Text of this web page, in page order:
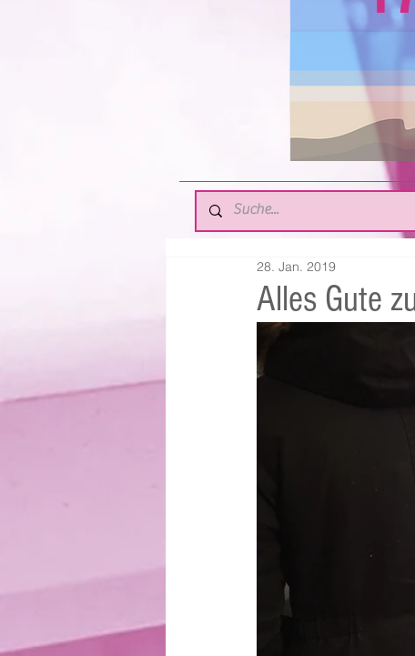
Alles Gute
28. Jan. 2019